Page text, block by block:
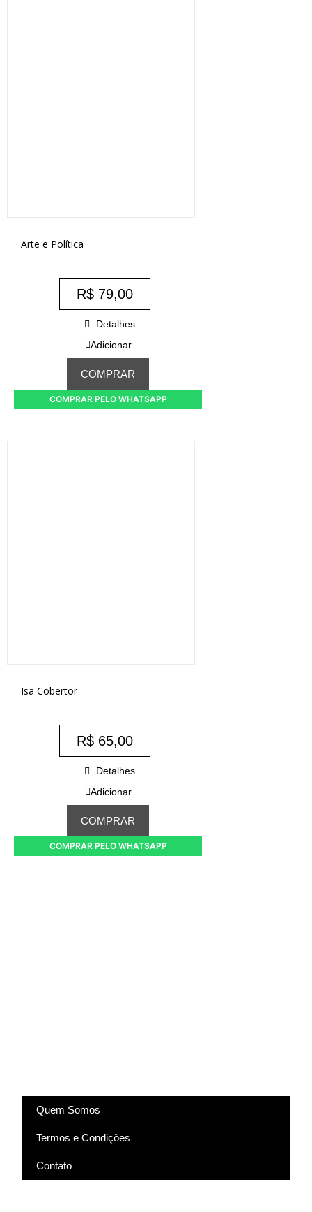
Arte e Política
R$79,00
Detalhes
Adicionar
COMPRAR
COMPRAR PELO WHATSAPP
Isa Cobertor
R$65,00
Detalhes
Adicionar
COMPRAR
COMPRAR PELO WHATSAPP
Quem Somos
Termos e Condições
Contato